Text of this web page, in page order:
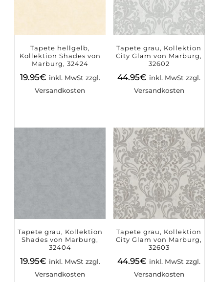
Tapete hellgelb,
Kollektion Shades von
Marburg, 32424
19.95€ inkl. MwSt zzgl.
Versandkosten
Tapete grau, Kollektion
City Glam von Marburg,
32602
44.95€ inkl. MwSt zzgl.
Versandkosten
Tapete grau, Kollektion
Shades von Marburg,
32404
19.95€ inkl. MwSt zzgl.
Versandkosten
Tapete grau, Kollektion
City Glam von Marburg,
32603
44.95€ inkl. MwSt zzgl.
Versandkosten